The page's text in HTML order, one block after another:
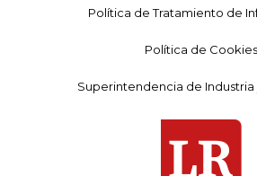
Política de Tratamiento de
Política de Cookies
Superintendencia de